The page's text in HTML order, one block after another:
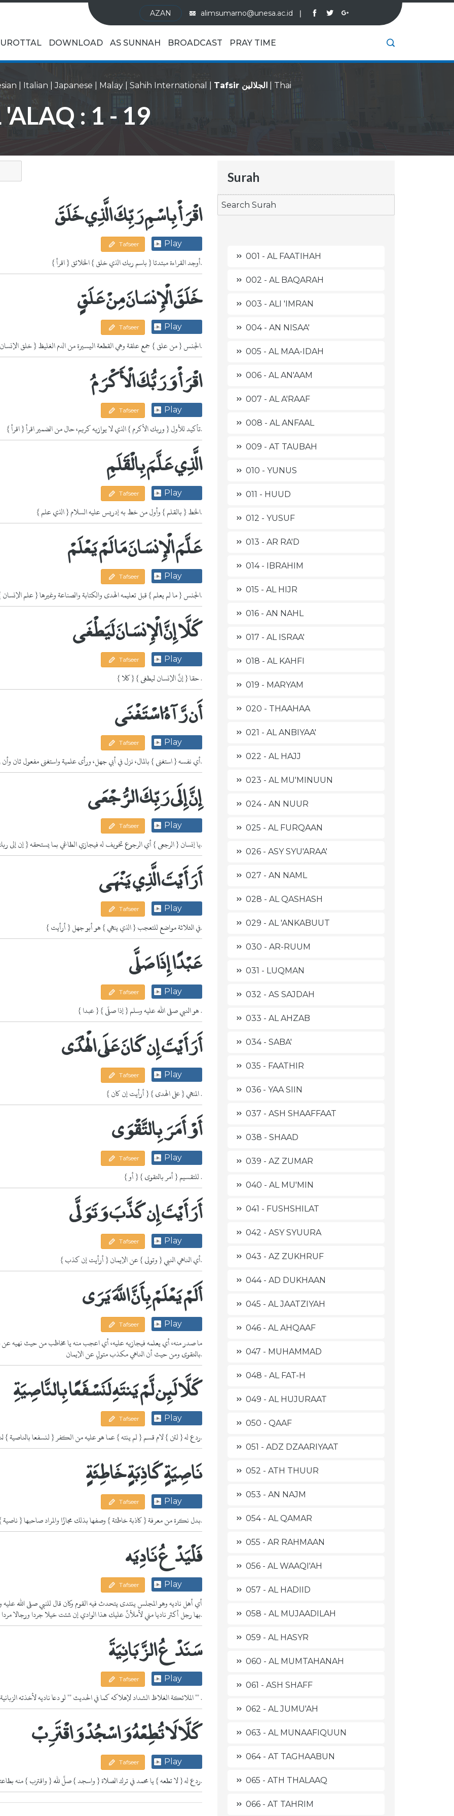
AZAN alimsumarno@unesa.ac.id ❘
DOWNLOAD AS SUNNAH BROADCAST PRAY TIME
Italian |Japanese Malay Sahih International Tafsir الجلالين Thai
: 1 - 19
اقْرَأْ بِاسْمِ رَبِّكَ الَّذِي خَلَقَ
Tafseer Play
{ اقرأ } أوجد القراءة مبتدئا { باسم ربك الذي خلق } الخلائق.
خَلَقَ الْإِنسَانَ مِنْ عَلَقٍ
Tafseer Play
{ خلق الإنسان } الجنس { من علق } جمع علقة وهي القطعة اليسيرة من الدم الغليظ.
اقْرَأْ وَرَبُّكَ الْأَكْرَمُ
Tafseer Play
{ اقرأ } تأكيد للأول { وربك الأكرم } الذي لا يوازيه كريم، حال من الضمير اقرأ.
الَّذِي عَلَّمَ بِالْقَلَمِ
Tafseer Play
{ الذي علم } الخط { بالقلم } وأول من خط به إدريس عليه السلام.
عَلَّمَ الْإِنسَانَ مَا لَمْ يَعْلَمْ
Tafseer Play
{ علم الإنسان } الجنس { ما لم يعلم } قبل تعليمه الهدى والكتابة والصناعة وغيرها.
كَلَّا إِنَّ الْإِنسَانَ لَيَطْغَى
Tafseer Play
{ كلا } حقا { إنَّ الإنسان ليطغى } .
أَن رَّآهُ اسْتَغْنَى
Tafseer Play
{ أن رآه } أي نفسه { استغنى } بالمال، نزل في أبي جهل، ورأى علمية واستغنى مفعول ثان وأن رآه مفعول له.
إِنَّ إِلَى رَبِّكَ الرُّجْعَى
Tafseer Play
{ إن إلى ربك } يا إنسان { الرجعى } أي الرجوع تخويف له فيجازي الطاغي بما يستحقه.
أَرَأَيْتَ الَّذِي يَنْهَى
Tafseer Play
{ أرأيت } في الثلاثة مواضع للتعجب { الذي ينهي } هو أبو جهل.
عَبْدًا إِذَا صَلَّى
Tafseer Play
{ عبدا } هو النبي صلى الله عليه وسلم { إذا صلّى } .
أَرَأَيْتَ إِن كَانَ عَلَى الْهُدَى
Tafseer Play
{ أرأيت إن كان } المنهي { على الهدى } .
أَوْ أَمَرَ بِالتَّقْوَى
Tafseer Play
{ أو } للتقسيم { أمر بالتقوى } .
أَرَأَيْتَ إِن كَذَّبَ وَتَوَلَّى
Tafseer Play
{ أرأيت إن كذب } أي الناهي النبي { وتولى } عن الإيمان.
أَلَمْ يَعْلَمْ بِأَنَّ اللَّهَ يَرَى
Tafseer Play
بالتقوى ومن حيث أن الناهي مكذب متولٍ عن الإيمان.
كَلَّا لَئِن لَّمْ يَنتَهِ لَنَسْفَعًا بِالنَّاصِيَةِ
Tafseer Play
{ كلا } ردع له { لئن } لام قسم { لم ينته } عما هو عليه من الكفر { لنسفعا بالناصية } لنجرنَّ بناصيته غلى النار.
نَاصِيَةٍ كَاذِبَةٍ خَاطِئَةٍ
Tafseer Play
{ ناصية } بدل نكرة من معرفة { كاذبة خاطئة } وصفها بذلك مجازًا والمراد صاحبها.
فَلْيَدْعُ نَادِيَه
Tafseer Play
بها رجل أكثر ناديا مني لأملأنَّ عليك هذا الوادي إن شئت خيلا جردا ورجالا مردا.
سَنَدْعُ الزَّبَانِيَةَ
Tafseer Play
( سندع الزبانية ) الملائكة الغلاظ الشداد لإهلاكه كما في الحديث "" لو دعا ناديه لأخذته الزبانية عيانا "" .
كَلَّا لَا تُطِعْهُ وَاسْجُدْ وَاقْتَرِبْ
Tafseer Play
{ كلا } ردع له { لا تطعه } يا محمد في ترك الصلاة { واسجد } صلِّ لله { واقترب } منه بطاعته.
Surah
001 - AL FAATIHAH
002 - AL BAQARAH
003 - ALI 'IMRAN
004 - AN NISAA'
005 - AL MAA-IDAH
006 - AL AN'AAM
007 - AL A'RAAF
008 - AL ANFAAL
009 - AT TAUBAH
010 - YUNUS
011 - HUUD
012 - YUSUF
013 - AR RA'D
014 - IBRAHIM
015 - AL HIJR
016 - AN NAHL
017 - AL ISRAA'
018 - AL KAHFI
019 - MARYAM
020 - THAAHAA
021 - AL ANBIYAA'
022 - AL HAJJ
023 - AL MU'MINUUN
024 - AN NUUR
025 - AL FURQAAN
026 - ASY SYU'ARAA'
027 - AN NAML
028 - AL QASHASH
029 - AL 'ANKABUUT
030 - AR-RUUM
031 - LUQMAN
032 - AS SAJDAH
033 - AL AHZAB
034 - SABA'
035 - FAATHIR
036 - YAA SIIN
037 - ASH SHAAFFAAT
038 - SHAAD
039 - AZ ZUMAR
040 - AL MU'MIN
041 - FUSHSHILAT
042 - ASY SYUURA
043 - AZ ZUKHRUF
044 - AD DUKHAAN
045 - AL JAATZIYAH
046 - AL AHQAAF
047 - MUHAMMAD
048 - AL FAT-H
049 - AL HUJURAAT
050 - QAAF
051 - ADZ DZAARIYAAT
052 - ATH THUUR
053 - AN NAJM
054 - AL QAMAR
055 - AR RAHMAAN
056 - AL WAAQI'AH
057 - AL HADIID
058 - AL MUJAADILAH
059 - AL HASYR
060 - AL MUMTAHANAH
061 - ASH SHAFF
062 - AL JUMU'AH
063 - AL MUNAAFIQUUN
064 - AT TAGHAABUN
065 - ATH THALAAQ
066 - AT TAHRIM